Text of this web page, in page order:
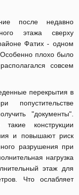
после недавно
этажа сверху
Фатих - одном
плохо было
совсем
перекрытия в
"документы".
конструкции
и повышают риск
разрушения при
нагрузка
этаж для
Что ослабляет